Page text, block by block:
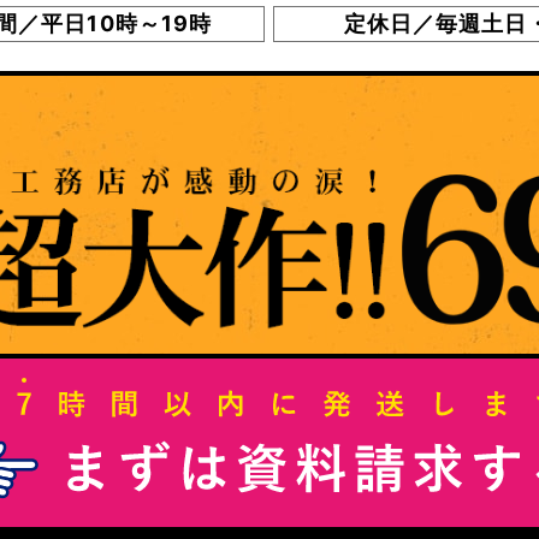
／平日10時～19時 定休日／毎週土日